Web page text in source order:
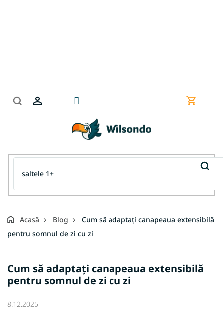
Coş
Acasă Blog
Cum să adaptați canapeaua extensibilă
pentru somnul de zi cu zi
Cum să adaptați canapeaua extensibilă
pentru somnul de zi cu zi
8.12.2025